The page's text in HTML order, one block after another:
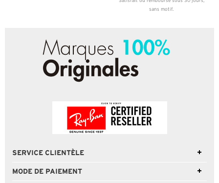
sans motif.
SERVICE CLIENTÈLE
MODE DE PAIEMENT